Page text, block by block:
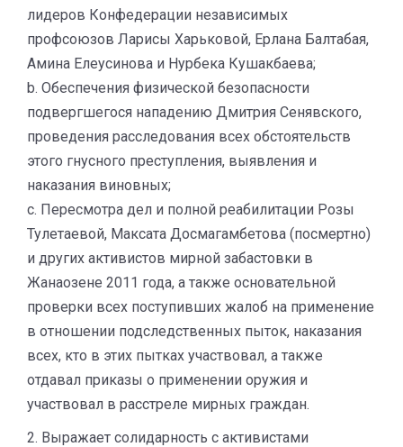
лидеров Конфедерации независимых
профсоюзов Ларисы Харьковой, Ерлана Балтабая,
Амина Елеусинова и Нурбека Кушакбаева;
b. Обеспечения физической безопасности
подвергшегося нападению Дмитрия Сенявского,
проведения расследования всех обстоятельств
этого гнусного преступления, выявления и
наказания виновных;
c. Пересмотра дел и полной реабилитации Розы
Тулетаевой, Максата Досмагамбетова (посмертно)
и других активистов мирной забастовки в
Жанаозене 2011 года, а также основательной
проверки всех поступивших жалоб на применение
в отношении подследственных пыток, наказания
всех, кто в этих пытках участвовал, а также
отдавал приказы о применении оружия и
участвовал в расстреле мирных граждан.
2. Выражает солидарность с активистами